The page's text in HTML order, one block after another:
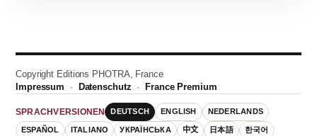
Copyright Editions PHOTRA, France
Impressum · Datenschutz ·France Premium
SPRACHVERSIONEN DEUTSCH ENGLISH NEDERLANDS
ESPAÑOL ITALIANO УКРАЇНСЬКА 中文 日本語 한국어